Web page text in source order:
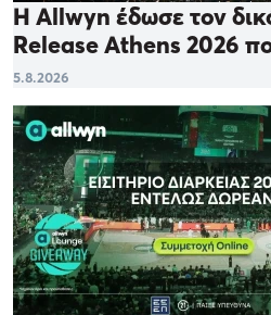
Η Allwyn έδωσε τον
Release Athens 2026
5.8.2026